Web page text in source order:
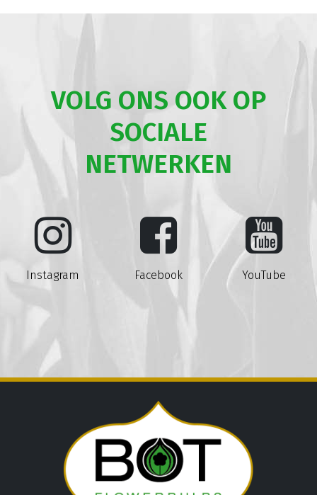
VOLG ONS OOK OP
SOCIALE
NETWERKEN
Instagram Facebook YouTube